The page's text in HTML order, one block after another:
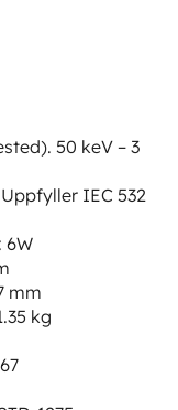
50 keV – 3
IEC 532
6W
mm
kg